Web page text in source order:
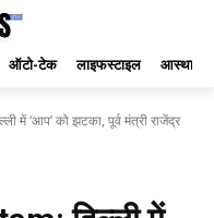
ऑटो-टेक लाइफस्टाइल आस्था
में ‘आप’ को झटका, पूर्व मंत्री राजेंद्र